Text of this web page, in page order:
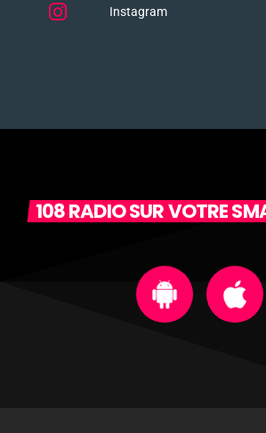
Instagram
108 RADIO SUR VOTRE